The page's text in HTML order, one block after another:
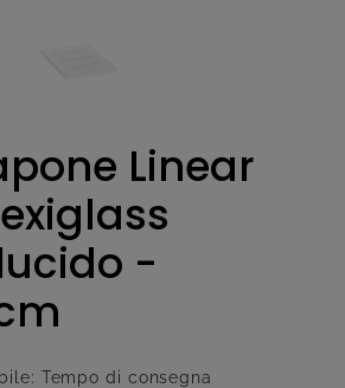
Linear
-
Tempo di consegna